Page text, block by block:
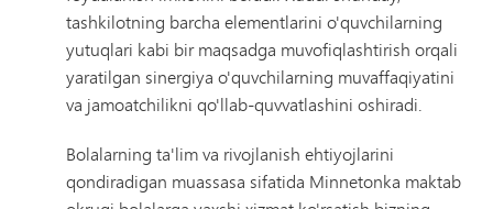
tashkilotning barcha elementlarini o'quvchilarning
yutuqlari kabi bir maqsadga muvofiqlashtirish orqali
yaratilgan sinergiya o'quvchilarning muvaffaqiyatini
va jamoatchilikni qo'llab-quvvatlashini oshiradi.
Bolalarning ta'lim va rivojlanish ehtiyojlarini
qondiradigan muassasa sifatida Minnetonka maktab